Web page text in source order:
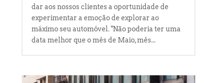
dar aos nossos clientes a oportunidade de
experimentar a emoção de explorar ao
máximo seu automóvel. "Não poderia ter uma
data melhor que o mês de Maio, mês...